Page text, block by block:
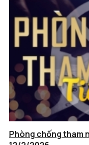
Phòng chống tham